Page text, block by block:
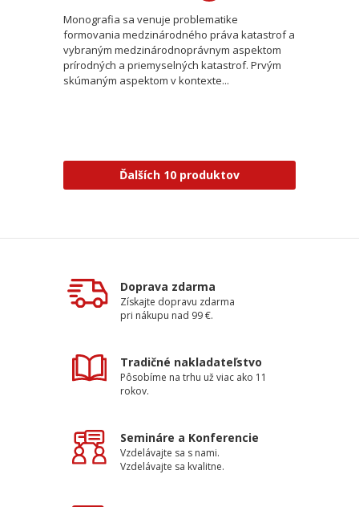
Monografia sa venuje problematike
formovania medzinárodného práva katastrof a
vybraným medzinárodnoprávnym aspektom
prírodných a priemyselných katastrof. Prvým
skúmaným aspektom v kontexte...
Ďalších 10 produktov
Doprava zdarma
Získajte dopravu zdarma
pri nákupu nad 99 €.
Tradičné nakladateľstvo
Pôsobíme na trhu už viac ako 11
rokov.
Semináre a Konferencie
Vzdelávajte sa s nami.
Vzdelávajte sa kvalitne.